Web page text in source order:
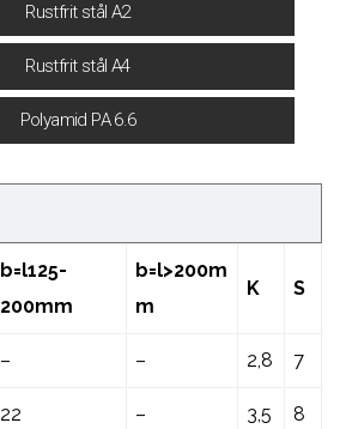
Rustfrit stål A2
Rustfrit stål A4
Polyamid PA 6.6
b=l125-
200mm
b=l>200m
m
K S
– – 2,8 7
22 – 3,5 8